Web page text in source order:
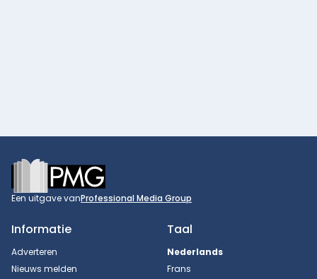
Footer
Een uitgave vanProfessional Media Group
Informatie
Adverteren
Nieuws melden
Taal
Nederlands
Frans